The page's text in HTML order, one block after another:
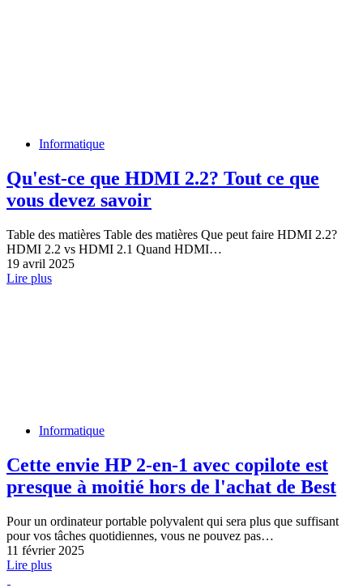
Informatique
Qu'est-ce que HDMI 2.2? Tout ce que
vous devez savoir
Table des matières Table des matières Que peut faire HDMI 2.2?
HDMI 2.2 vs HDMI 2.1 Quand HDMI…
19 avril 2025
Lire plus
Informatique
Cette envie HP 2-en-1 avec copilote est
presque à moitié hors de l'achat de Best
Pour un ordinateur portable polyvalent qui sera plus que suffisant
pour vos tâches quotidiennes, vous ne pouvez pas…
11 février 2025
Lire plus